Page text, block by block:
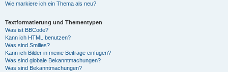
Wie markiere ich ein Thema als neu?
Textformatierung und Thementypen
Was ist BBCode?
Kann ich HTML benutzen?
Was sind Smilies?
Kann ich Bilder in meine Beiträge einfügen?
Was sind globale Bekanntmachungen?
Was sind Bekanntmachungen?